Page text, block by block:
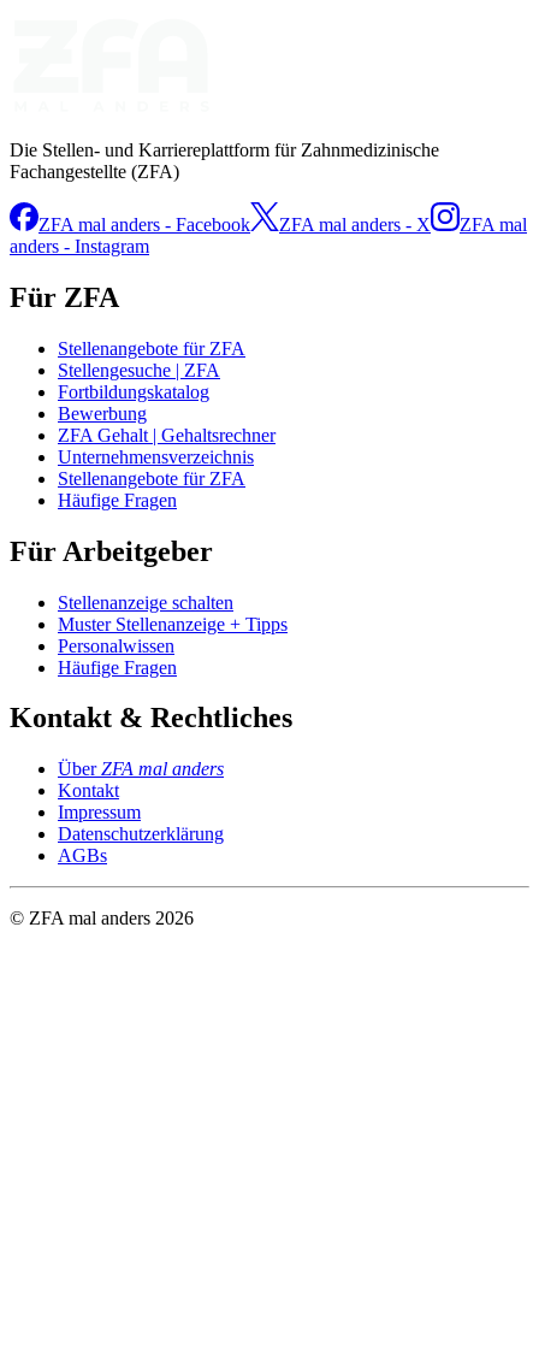
Die Stellen- und Karriereplattform für Zahnmedizinische
Fachangestellte (ZFA)
ZFA mal anders - Facebook ZFA mal anders - X
ZFA mal
anders - Instagram
Für ZFA
Stellenangebote für ZFA
Stellengesuche | ZFA
Fortbildungskatalog
Bewerbung
ZFA Gehalt | Gehaltsrechner
Unternehmensverzeichnis
Stellenangebote für ZFA
Häufige Fragen
Für Arbeitgeber
Stellenanzeige schalten
Muster Stellenanzeige + Tipps
Personalwissen
Häufige Fragen
Kontakt & Rechtliches
ÜberZFA mal anders
Kontakt
Impressum
Datenschutzerklärung
AGBs
© ZFA mal anders 2026